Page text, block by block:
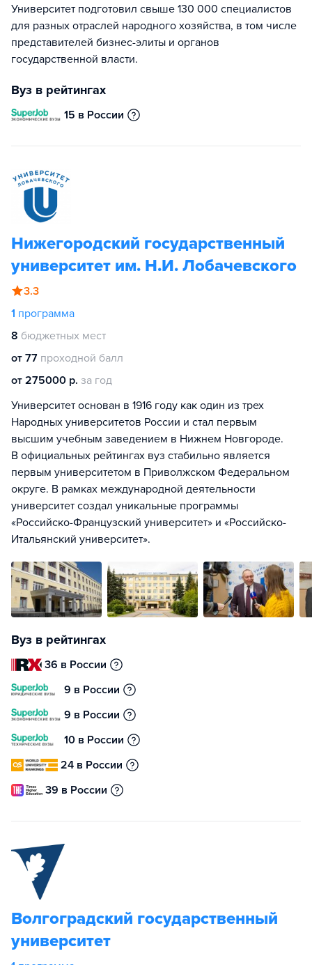
Университет подготовил свыше 130 000 специалистов
для разных отраслей народного хозяйства, в том числе
представителей бизнес-элиты и органов
государственной власти.
Вуз в рейтингах
15 в России
Нижегородский государственный
университет им. Н.И. Лобачевского
3.3
1 программа
8 бюджетных мест
от 77 проходной балл
от 275000 р. за год
Университет основан в 1916 году как один из трех
Народных университетов России и стал первым
высшим учебным заведением в Нижнем Новгороде.
В официальных рейтингах вуз стабильно является
первым университетом в Приволжском Федеральном
округе. В рамках международной деятельности
университет создал уникальные программы
«Российско-Французский университет» и «Российско-
Итальянский университет».
Вуз в рейтингах
36 в России
9 в России
9 в России
10 в России
24 в России
39 в России
Волгоградский государственный
университет